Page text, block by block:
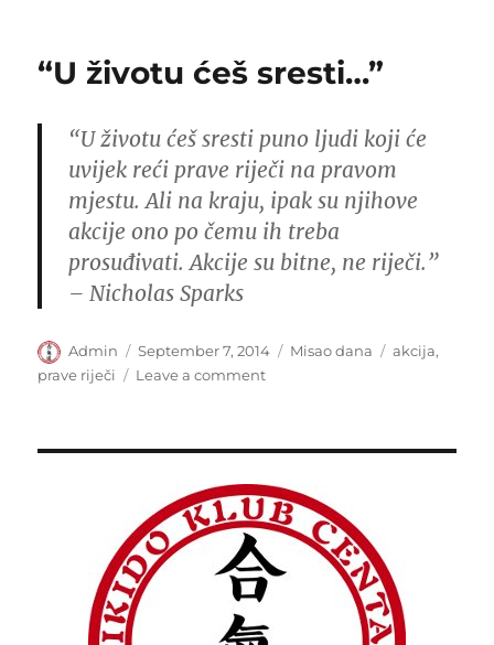
“U životu ćeš sresti…”
“U životu ćeš sresti puno ljudi koji će
uvijek reći prave riječi na pravom
mjestu. Ali na kraju, ipak su njihove
akcije ono po čemu ih treba
prosuđivati. Akcije su bitne, ne riječi.”
– Nicholas Sparks
Author
Admin
Posted
on
September 7, 2014 Categories
Misao dana Tags
akcija,
prave riječi
Leave a commenton